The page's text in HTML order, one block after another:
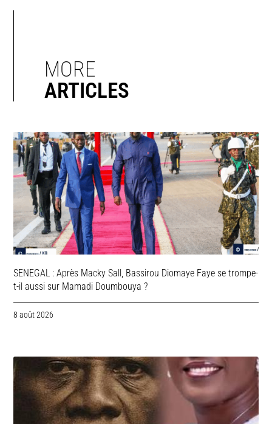
MORE
ARTICLES
SENEGAL : Après Macky Sall, Bassirou Diomaye Faye se trompe-
t-il aussi sur Mamadi Doumbouya ?
8 août 2026